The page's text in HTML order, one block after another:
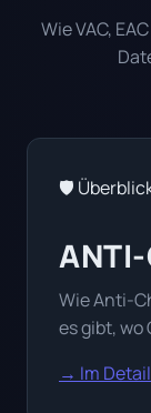
Wie VAC,
🛡️
ANTI-
Wie Anti-
es gibt, wo
→ Im Detail